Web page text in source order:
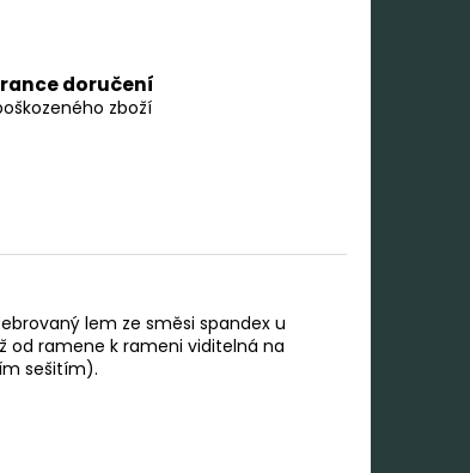
doručení
zboží
lem ze směsi spandex u
od ramene k rameni viditelná na
sešitím).